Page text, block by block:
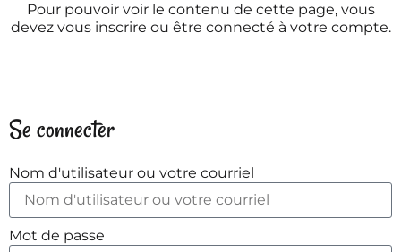
Pour pouvoir voir le contenu de cette page, vous
devez vous inscrire ou être connecté à votre compte.
Se connecter
Nom d'utilisateur ou votre courriel
Mot de passe